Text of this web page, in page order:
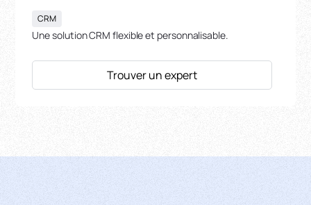
CRM
Une solution CRM flexible et personnalisable.
Trouver un expert